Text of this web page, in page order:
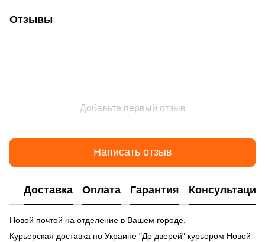
Отзывы
Добавьте первый отзыв
Написать отзыв
Доставка Оплата Гарантия Консультация
Новой почтой на отделение в Вашем городе.
Курьерская доставка по Украине "До дверей" курьером Новой